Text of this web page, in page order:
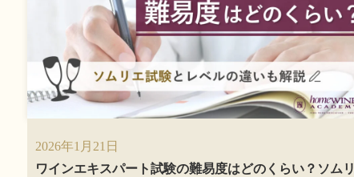
2026年1月21日
ワインエキスパート試験の難易度はどのくらい？ソムリ